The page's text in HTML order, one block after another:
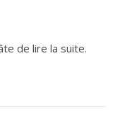
de lire la suite.